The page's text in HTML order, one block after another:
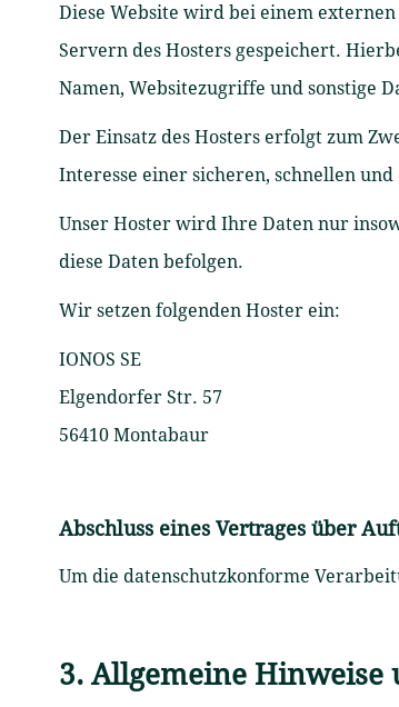
Diese Website wird bei einem
Servern des Hosters gespeichert.
Namen, Websitezugriffe und sonstige
Der Einsatz des Hosters erfolgt zum
Interesse einer sicheren, schnellen
Unser Hoster wird Ihre Daten nur
diese Daten befolgen.
Wir setzen folgenden Hoster ein:
IONOS SE
Elgendorfer Str. 57
56410 Montabaur
Abschluss eines Vertrages über
Um die datenschutzkonforme
3. Allgemeine